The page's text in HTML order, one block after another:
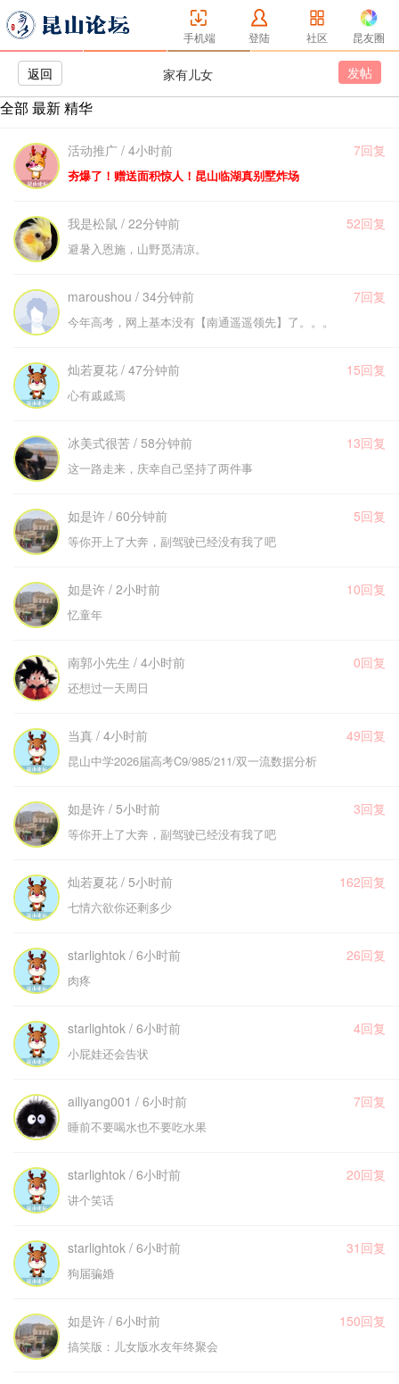
手机端 登陆 社区 昆友圈
返回 家有儿女 发帖
全部 最新精华
活动推广 / 4小时前 7回复
夯爆了！赠送面积惊人！昆山临湖真别墅炸场
我是松鼠 / 22分钟前 52回复
避暑入恩施，山野觅清凉。
maroushou / 34分钟前 7回复
今年高考，网上基本没有【南通遥遥领先】了。。。
灿若夏花 / 47分钟前 15回复
心有戚戚焉
冰美式很苦 / 58分钟前 13回复
这一路走来，庆幸自己坚持了两件事
如是许 / 60分钟前 5回复
等你开上了大奔，副驾驶已经没有我了吧
如是许 / 2小时前 10回复
忆童年
南郭小先生 / 4小时前 0回复
还想过一天周日
当真 / 4小时前 49回复
昆山中学2026届高考C9/985/211/双一流数据分析
如是许 / 5小时前 3回复
等你开上了大奔，副驾驶已经没有我了吧
灿若夏花 / 5小时前 162回复
七情六欲你还剩多少
starlightok / 6小时前 26回复
肉疼
starlightok / 6小时前 4回复
小屁娃还会告状
ailiyang001 / 6小时前 7回复
睡前不要喝水也不要吃水果
starlightok / 6小时前 20回复
讲个笑话
starlightok / 6小时前 31回复
狗届骗婚
如是许 / 6小时前 150回复
搞笑版：儿女版水友年终聚会